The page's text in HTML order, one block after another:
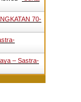
70-
– Sastra-